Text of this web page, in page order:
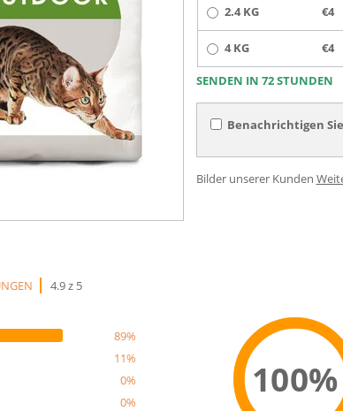
2.4 KG €4
4 KG €4
SENDEN IN 72 STUNDEN
Benachrichtigen
Bilder unserer Kunden
4.9 z 5
89%
11%
0%
0%
100%